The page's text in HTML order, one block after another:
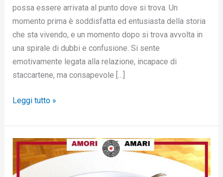
possa essere arrivata al punto dove si trova. Un
momento prima è soddisfatta ed entusiasta della storia
che sta vivendo, e un momento dopo si trova avvolta in
una spirale di dubbi e confusione. Si sente
emotivamente legata alla relazione, incapace di
staccartene, ma consapevole […]
Leggi tutto »
Le
briciole
che